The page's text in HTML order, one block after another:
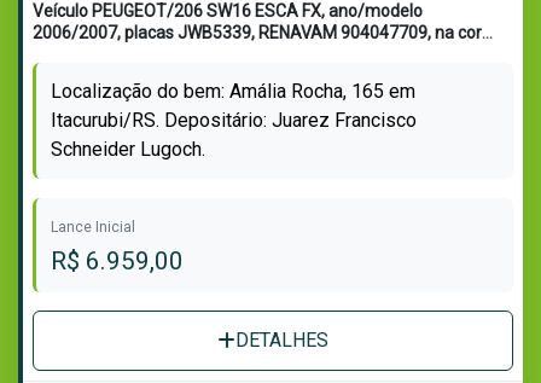
Veículo PEUGEOT/206 SW16 ESCA FX, ano/modelo
2006/2007, placas JWB5339, RENAVAM 904047709, na cor
Localização do bem: Amália Rocha, 165 em
Itacurubi/RS. Depositário: Juarez Francisco
Schneider Lugoch.
Lance Inicial
R$ 6.959,00
DETALHES